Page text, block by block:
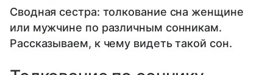
Сводная сестра: толкование сна женщине
или мужчине по различным сонникам.
Рассказываем, к чему видеть такой сон.